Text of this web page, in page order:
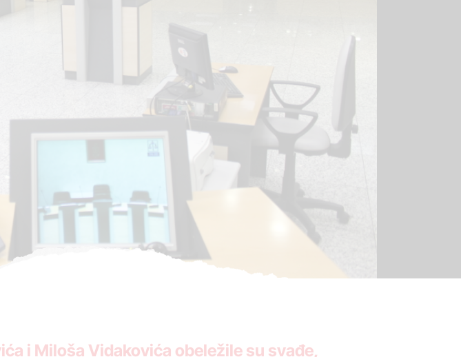
i Miloša Vidakovića obeležile su svađe,